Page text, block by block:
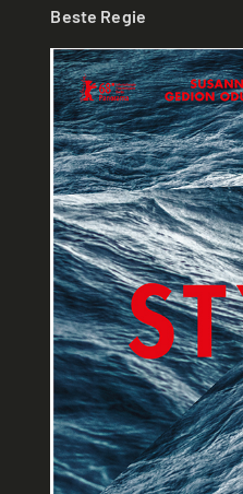
Beste Regie